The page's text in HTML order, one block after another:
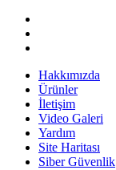
Hakkımızda
Ürünler
İletişim
Video Galeri
Yardım
Site Haritası
Siber Güvenlik